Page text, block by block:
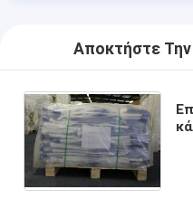
Αποκτήστε Την